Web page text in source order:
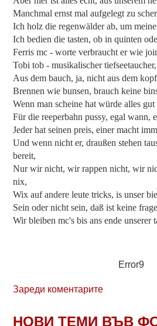
Manchmal ernst mal aufgelegt zu
Ich holz die regenwälder ab, um
Ich bedien die tasten, ob in quinten
Ferris mc - worte verbraucht er wie
Tobi tob - musikalischer tiefseetaucher,
Aus dem bauch, ja, nicht aus dem
Brennen wie bunsen, brauch keine
Wenn man scheine hat würde alles
Für die reeperbahn pussy, egal wann,
Jeder hat seinen preis, einer macht
Und wenn nicht er, draußen stehen
bereit,
Nur wir nicht, wir rappen nicht, wir
nix,
Wix auf andere leute tricks, is unser
Sein oder nicht sein, daß ist keine
Wir bleiben mc's bis ans ende unserer
Error9
Зареди коментарите
НОВИ ТЕМИ ВЪВ